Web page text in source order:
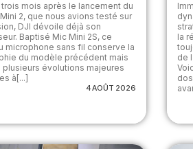
mois après le lancement du
2, que nous avions testé sur
DJI dévoile déjà son
Baptisé Mic Mini 2S, ce
microphone sans fil conserve la
du modèle précédent mais
plusieurs évolutions majeures
à[...]
4 AOÛT 2026
la
de